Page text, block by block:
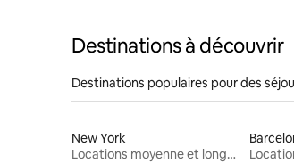
Destinations à découvrir
Destinations populaires pour des
New York
Locations moyenne et longue durée